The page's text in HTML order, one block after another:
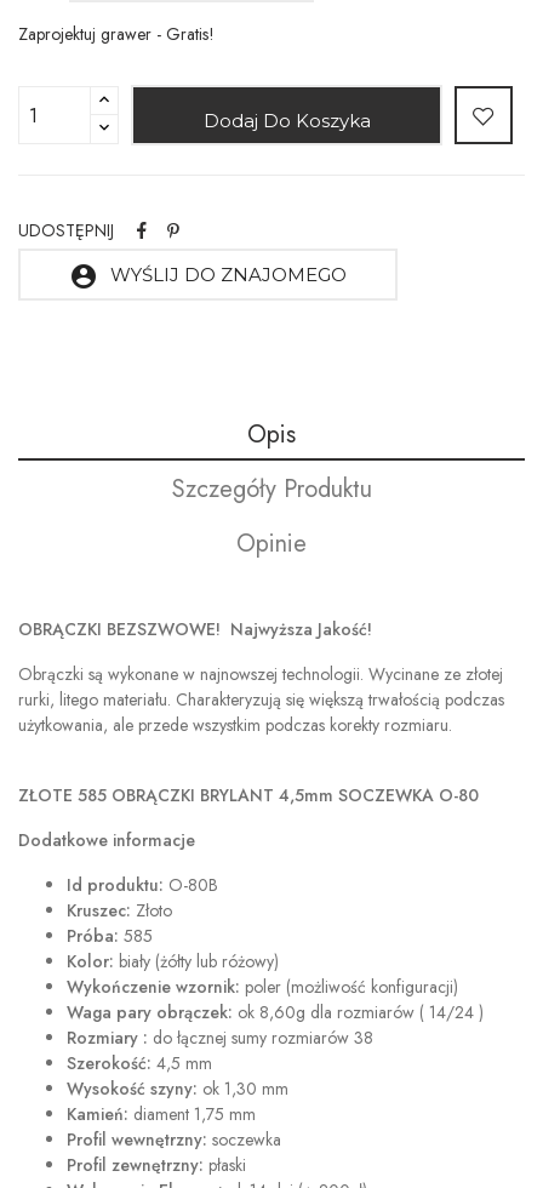
Zaprojektuj grawer - Gratis!
Dodaj Do Koszyka
UDOSTĘPNIJ
account_circle WYŚLIJ DO ZNAJOMEGO
Opis
Szczegóły Produktu
Opinie
OBRĄCZKI BEZSZWOWE! Najwyższa Jakość!
Obrączki są wykonane w najnowszej technologii. Wycinane ze złotej
rurki, litego materiału. Charakteryzują się większą trwałością podczas
użytkowania, ale przede wszystkim podczas korekty rozmiaru.
ZŁOTE 585 OBRĄCZKI BRYLANT 4,5mm SOCZEWKA O-80
Dodatkowe informacje
Id produktu: O-80B
Kruszec: Złoto
Próba: 585
Kolor: biały (żółty lub różowy)
Wykończenie wzornik: poler (możliwość konfiguracji)
Waga pary obrączek: ok 8,60g dla rozmiarów ( 14/24 )
Rozmiary : do łącznej sumy rozmiarów 38
Szerokość: 4,5 mm
Wysokość szyny: ok 1,30 mm
Kamień: diament 1,75 mm
Profil wewnętrzny: soczewka
Profil zewnętrzny: płaski